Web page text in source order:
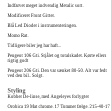
Indfarvet meget indvendig Metalic sort.
Modificeret Front Gitter.
Blå Led Dioder i instrumenteringen.
Momo Rat.
Tidligere biler jeg har haft...
Peugeot 106 Gti. Stjålet og totalskadet. Kørte ellers
rigtig godt
Peugeot 206 Gti. Den var sænket 80-50. Alt var fedt
ved den bil.. Solgt.
Styling
Kobber De-linse, med Angeleyes forlygter
Orobica 19 Mat chrome. 17 Tommer fælge. 215-40-17